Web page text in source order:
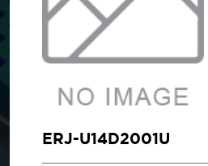
ERJ-U14D2001U